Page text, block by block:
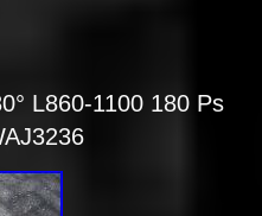
L860-1100 180 Ps